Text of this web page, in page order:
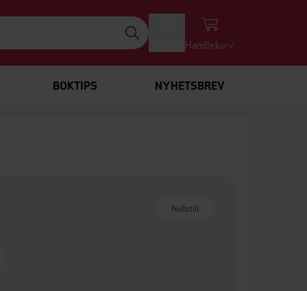
Handlekurv
BOKTIPS NYHETSBREV
Nullstill